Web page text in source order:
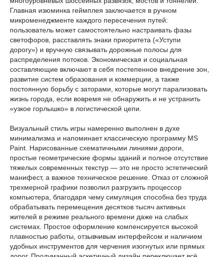
Главная изюминка геймплея заключается в ручном
микроменеджменте каждого пересечения путей:
пользователь может самостоятельно настраивать фазы
светофоров, расставлять знаки приоритета («Уступи
дорогу») и вручную связывать дорожные полосы для
распределения потоков. Экономическая и социальная
составляющие включают в себя постепенное внедрение зон,
развитие систем образования и коммерции, а также
постоянную борьбу с заторами, которые могут парализовать
жизнь города, если вовремя не обнаружить и не устранить
«узкое горлышко» в логистической цепи.
Визуальный стиль игры намеренно выполнен в духе
минимализма и напоминает классическую программу MS
Paint. Нарисованные схематичными линиями дороги,
простые геометрические формы зданий и полное отсутствие
тяжелых современных текстур — это не просто эстетический
манифест, а важное техническое решение. Отказ от сложной
трехмерной графики позволил разгрузить процессор
компьютера, благодаря чему симуляция способна без труда
обрабатывать перемещения десятков тысяч активных
жителей в режиме реального времени даже на слабых
системах. Простое оформление компенсируется высокой
плавностью работы, отзывчивым интерфейсом и наличием
удобных инструментов для черчения изогнутых или прямых